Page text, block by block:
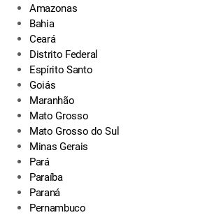
Amazonas
Bahia
Ceará
Distrito Federal
Espírito Santo
Goiás
Maranhão
Mato Grosso
Mato Grosso do Sul
Minas Gerais
Pará
Paraíba
Paraná
Pernambuco